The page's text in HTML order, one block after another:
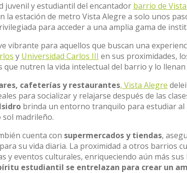
juvenil y estudiantil del encantador barrio de
la estación de metro Vista Alegre a solo unos
para acceder a una amplia gama de
vibrante para aquellos que buscan una
y Universidad Carlos III en sus proximidades,
que nutren la vida intelectual del barrio y lo llenan
cafeterías y restaurantes, Vista Alegre
para socializar y relajarse después de las
brinda un entorno tranquilo para estudiar
sol madrileño.
cuenta con supermercados y tiendas,
su vida diaria. La proximidad a otros barrios
y eventos culturales, enriqueciendo aún más
estudiantil se entrelazan para crear un